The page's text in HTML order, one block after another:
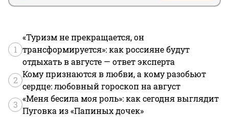
1
«Туризм не прекращается, он
трансформируется»: как россияне будут
отдыхать в августе — ответ эксперта
2
Кому признаются в любви, а кому разобьют
сердце: любовный гороскоп на август
3
«Меня бесила моя роль»: как сегодня выглядит
Пуговка из «Папиных дочек»